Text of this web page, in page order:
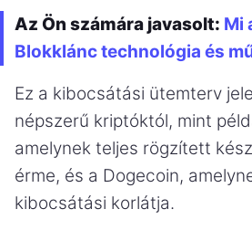
Az Ön számára javasolt: Mi
Blokklánc technológia és
Ez a kibocsátási ütemterv
népszerű kriptóktól, mint
amelynek teljes rögzített
érme, és a Dogecoin,
kibocsátási korlátja.